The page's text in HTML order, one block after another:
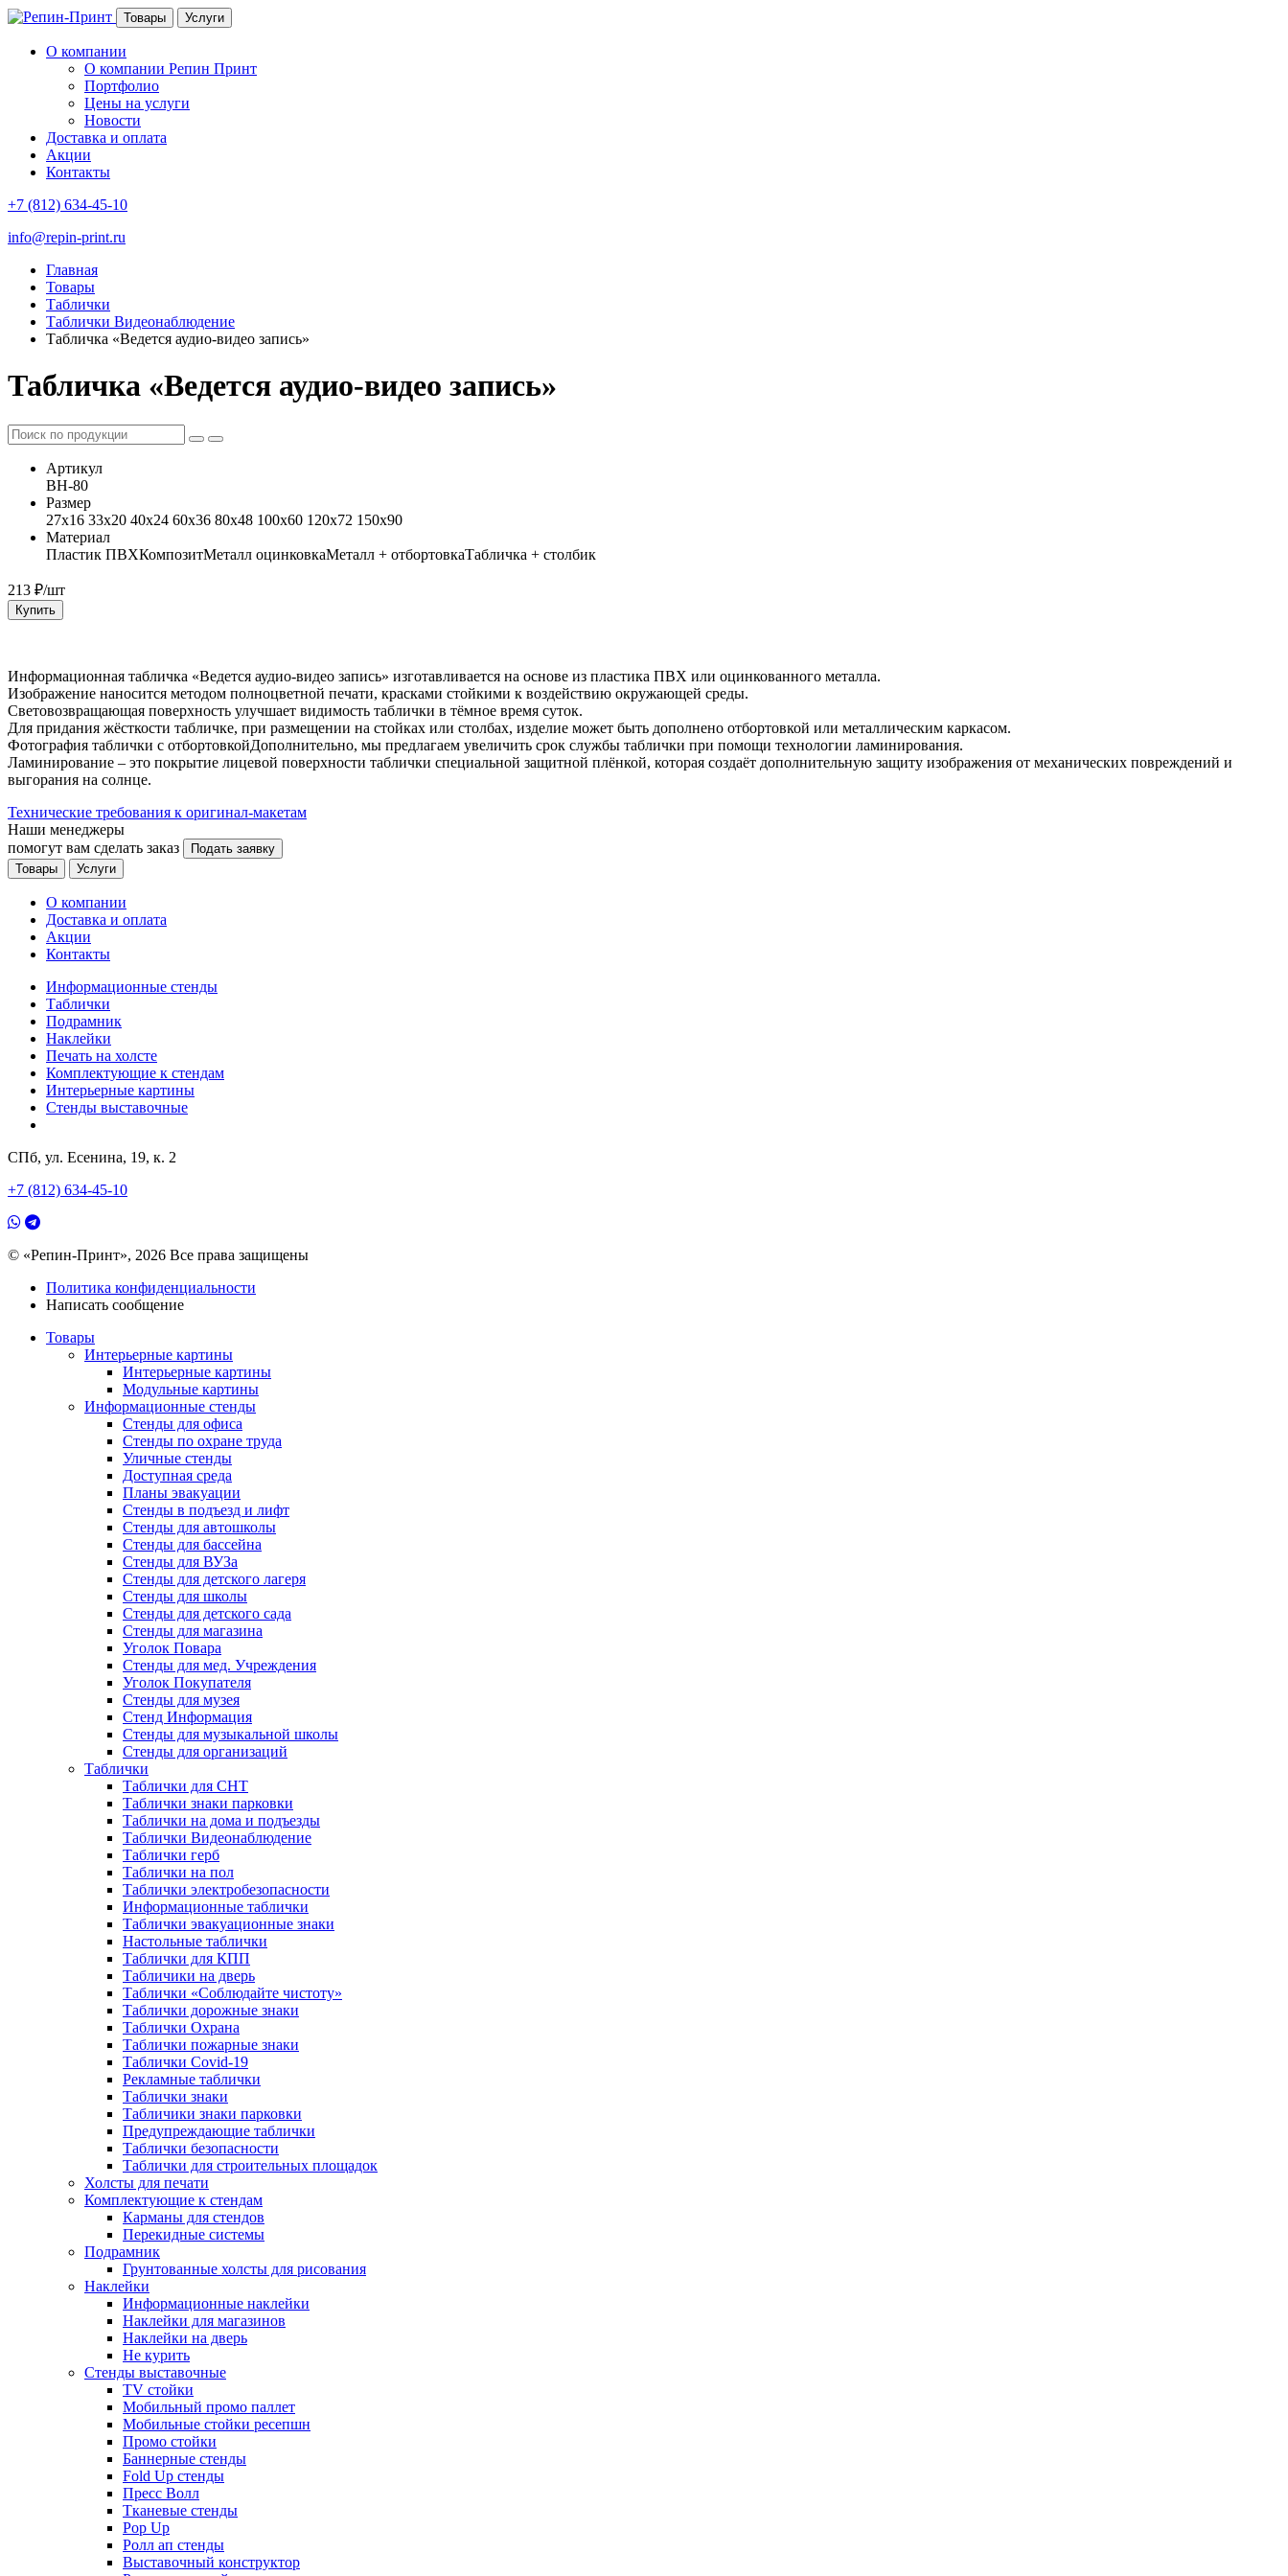
Товары Услуги
О компании
О компании Репин Принт
Портфолио
Цены на услуги
Новости
Доставка и оплата
Акции
Контакты
+7 (812) 634-45-10
info@repin-print.ru
Главная
Товары
Таблички
Таблички Видеонаблюдение
Табличка «Ведется аудио-видео запись»
Табличка «Ведется аудио-видео запись»
Артикул
ВН-80
Размер
27x16 33x20 40x24 60x36 80x48 100x60 120x72 150x90
Материал
Пластик ПВХКомпозитМеталл оцинковкаМеталл + отбортовкаТабличка + столбик
213 ₽/шт
Купить
Информационная табличка «Ведется аудио-видео запись» изготавливается на основе из пластика ПВХ или оцинкованного металла.
Изображение наносится методом полноцветной печати, красками стойкими к воздействию окружающей среды.
Световозвращающая поверхность улучшает видимость таблички в тёмное время суток.
Для придания жёсткости табличке, при размещении на стойках или столбах, изделие может быть дополнено отбортовкой или металлическим каркасом.
Фотография таблички с отбортовкойДополнительно, мы предлагаем увеличить срок службы таблички при помощи технологии ламинирования.
Ламинирование – это покрытие лицевой поверхности таблички специальной защитной плёнкой, которая создаёт дополнительную защиту изображения от механических повреждений и
выгорания на солнце.
Технические требования к оригинал-макетам
Наши менеджеры
помогут вам сделать заказ
Подать заявку
Товары
Услуги
О компании
Доставка и оплата
Акции
Контакты
Информационные стенды
Таблички
Подрамник
Наклейки
Печать на холсте
Комплектующие к стендам
Интерьерные картины
Стенды выставочные
СПб, ул. Есенина, 19, к. 2
+7 (812) 634-45-10
© «Репин-Принт», 2026 Все права защищены
Политика конфиденциальности
Написать сообщение
Товары
Интерьерные картины
Интерьерные картины
Модульные картины
Информационные стенды
Стенды для офиса
Стенды по охране труда
Уличные стенды
Доступная среда
Планы эвакуации
Стенды в подъезд и лифт
Стенды для автошколы
Стенды для бассейна
Стенды для ВУЗа
Стенды для детского лагеря
Стенды для школы
Стенды для детского сада
Стенды для магазина
Уголок Повара
Стенды для мед. Учреждения
Уголок Покупателя
Стенды для музея
Стенд Информация
Стенды для музыкальной школы
Стенды для организаций
Таблички
Таблички для СНТ
Таблички знаки парковки
Таблички на дома и подъезды
Таблички Видеонаблюдение
Таблички герб
Таблички на пол
Таблички электробезопасности
Информационные таблички
Таблички эвакуационные знаки
Настольные таблички
Таблички для КПП
Табличики на дверь
Таблички «Соблюдайте чистоту»
Таблички дорожные знаки
Таблички Охрана
Таблички пожарные знаки
Таблички Covid-19
Рекламные таблички
Таблички знаки
Табличики знаки парковки
Предупреждающие таблички
Таблички безопасности
Таблички для строительных площадок
Холсты для печати
Комплектующие к стендам
Карманы для стендов
Перекидные системы
Подрамник
Грунтованные холсты для рисования
Наклейки
Информационные наклейки
Наклейки для магазинов
Наклейки на дверь
Не курить
Стенды выставочные
TV стойки
Мобильный промо паллет
Мобильные стойки ресепшн
Промо стойки
Баннерные стенды
Fold Up стенды
Пресс Волл
Тканевые стенды
Pop Up
Ролл ап стенды
Выставочный конструктор